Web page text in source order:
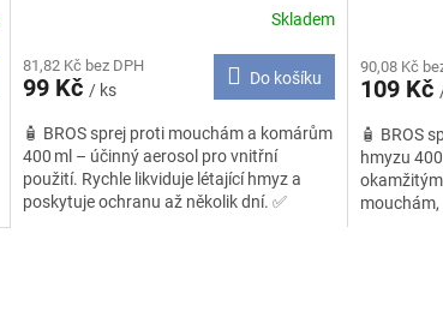
Skladem
81,82 Kč bez DPH
99 Kč / ks
Do košíku
🧴 BROS sprej proti mouchám a komárům
400 ml – účinný aerosol pro vnitřní
použití. Rychle likviduje létající hmyz a
poskytuje ochranu až několik dní. ✅
90,08 Kč
109 Kč
🧴 BROS
hmyzu